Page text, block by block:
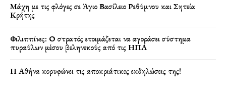
Μάχη με τις φλόγες σε Άγιο Βασίλειο Ρεθύμνου και Σητεία
Κρήτης
Φιλιππίνες: Ο στρατός ετοιμάζεται να αγοράσει σύστημα
πυραύλων μέσου βεληνεκούς από τις ΗΠΑ
Η Αθήνα κορυφώνει τις αποκριάτικες εκδηλώσεις της!